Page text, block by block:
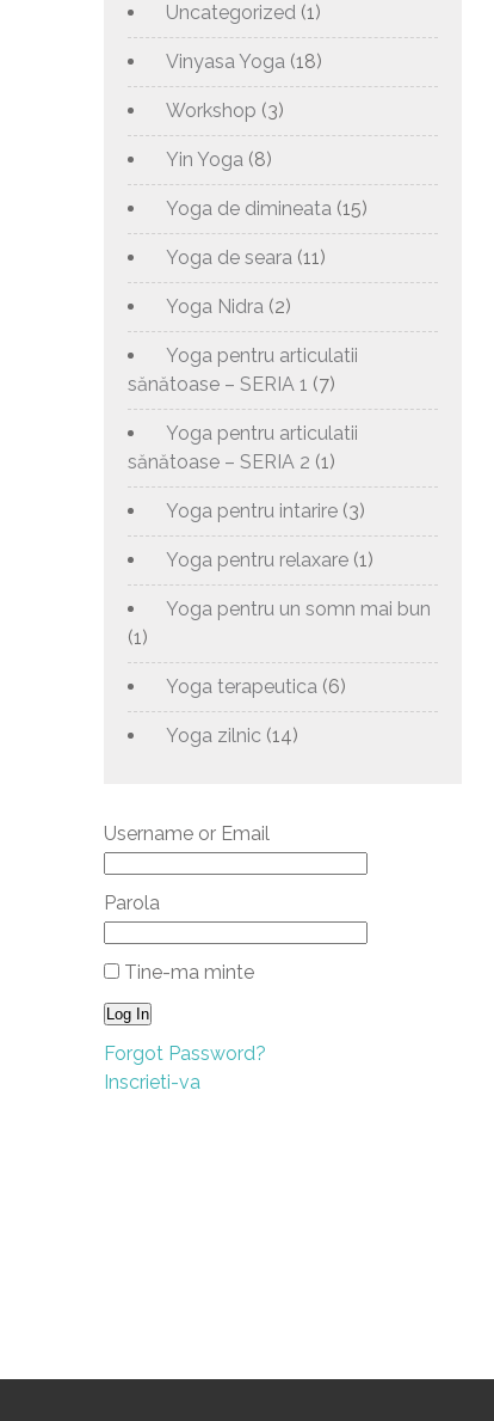
Uncategorized (1)
Vinyasa Yoga (18)
Workshop (3)
Yin Yoga (8)
Yoga de dimineata (15)
Yoga de seara (11)
Yoga Nidra (2)
Yoga pentru articulatii
sănătoase – SERIA 1 (7)
Yoga pentru articulatii
sănătoase – SERIA 2 (1)
Yoga pentru intarire (3)
Yoga pentru relaxare (1)
Yoga pentru un somn mai bun
(1)
Yoga terapeutica (6)
Yoga zilnic (14)
Username or Email
Parola
Tine-ma minte
Forgot Password?
Inscrieti-va